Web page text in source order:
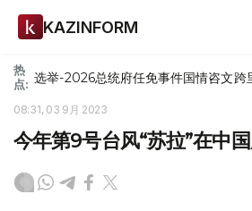
KAZINFORM
热
点: 选举-2026总统府任免事件国情咨文跨
08:31, 03 9月 2023
今年第9号台风“苏拉”在中